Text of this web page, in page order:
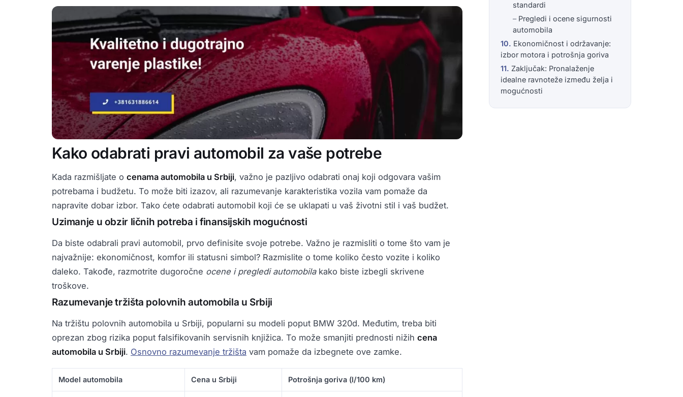
Kako odabrati pravi automobil za vaše potrebe
Kada razmišljate o cenama automobila u Srbiji, važno je pazljivo odabrati onaj koji odgovara vašim
potrebama i budžetu. To može biti izazov, ali razumevanje karakteristika vozila vam pomaže da
napravite dobar izbor. Tako ćete odabrati automobil koji će se uklapati u vaš životni stil i vaš budžet.
Uzimanje u obzir ličnih potreba i finansijskih mogućnosti
Da biste odabrali pravi automobil, prvo definisite svoje potrebe. Važno je razmisliti o tome što vam je
najvažnije: ekonomičnost, komfor ili statusni simbol? Razmislite o tome koliko često vozite i koliko
daleko. Takođe, razmotrite dugoročne ocene i pregledi automobilakako biste izbegli skrivene
troškove.
Razumevanje tržišta polovnih automobila u Srbiji
Na tržištu polovnih automobila u Srbiji, popularni su modeli poput BMW 320d. Međutim, treba biti
oprezan zbog rizika poput falsifikovanih servisnih knjižica. To može smanjiti prednosti nižih cena
automobila u Srbiji. Osnovno razumevanje tržišta vam pomaže da izbegnete ove zamke.
Model automobila Cena u Srbiji Potrošnja goriva (l/100 km)
standardi
Pregledi i ocene sigurnosti
automobila
Ekonomičnost i održavanje:
izbor motora i potrošnja goriva
Zaključak: Pronalaženje
idealne ravnoteže između želja i
mogućnosti